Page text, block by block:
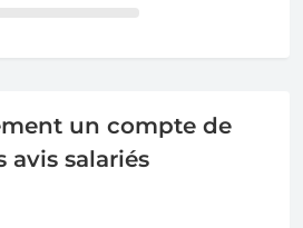
un compte de
avis salariés